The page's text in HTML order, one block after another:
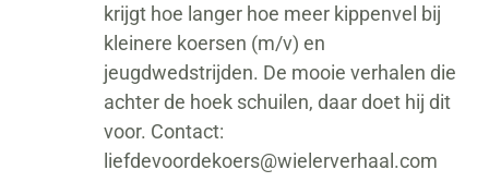
krijgt hoe langer hoe meer kippenvel bij
kleinere koersen (m/v) en
jeugdwedstrijden. De mooie verhalen die
achter de hoek schuilen, daar doet hij dit
voor. Contact:
liefdevoordekoers@wielerverhaal.com